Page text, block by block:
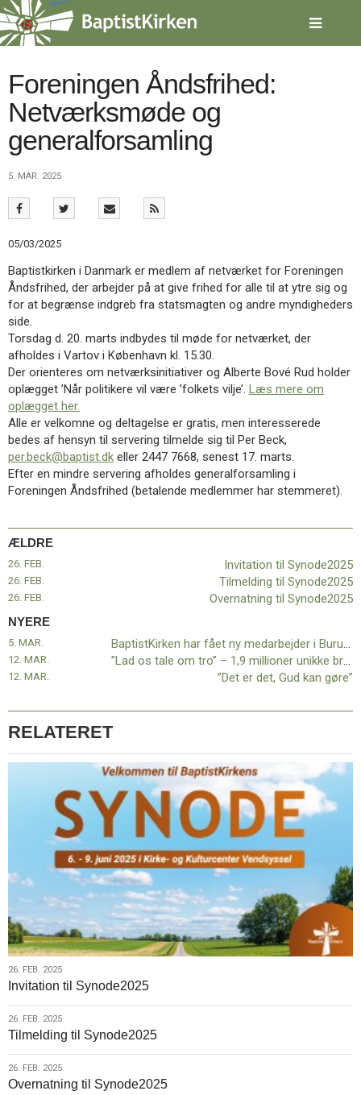
Spring
menu
over
gå
indholdVend
tilbage
forsiden
1.0:
Forside
Kalender
5.0:
Værktøjskassen
7.0:
Om
BaptistKirken
8.0:
Kontakt
9.0:
Forside
10.0:
Nyheder
11.0:
Kalender
12.0:
Inspiration
13.0:
Værktøjskassen
14.0:
Mission
15.0:
Om
BaptistKirken
16.0:
Kontakt
Næste
BaptistKirken
har
fået
ny
medarbejder
indlæg:
Invitation
Foreningen Åndsfrihed:
Netværksmøde og
generalforsamling
5. MAR. 2025
05/03/2025
Baptistkirken i Danmark er medlem af netværket for Foreningen
Åndsfrihed, der arbejder på at give frihed for alle til at ytre sig og
for at begrænse indgreb fra statsmagten og andre myndigheders
side.
Torsdag d. 20. marts indbydes til møde for netværket, der
afholdes i Vartov i København kl. 15.30.
Der orienteres om netværksinitiativer og Alberte Bové Rud holder
oplægget ’Når politikere vil være ’folkets vilje’. Læs mere om
oplægget her.
Alle er velkomne og deltagelse er gratis, men interesserede
bedes af hensyn til servering tilmelde sig til Per Beck,
per.beck@baptist.dk eller 2447 7668, senest 17. marts.
Efter en mindre servering afholdes generalforsamling i
Foreningen Åndsfrihed (betalende medlemmer har stemmeret).
ÆLDRE
26. FEB. Invitation til Synode2025
26. FEB. Tilmelding til Synode2025
26. FEB. Overnatning til Synode2025
NYERE
BaptistKirken har fået ny medarbejder i Burundi
5. MAR.
”Lad os tale om tro” – 1,9 millioner unikke brugere!
12. MAR.
”Det er det, Gud kan gøre”
12. MAR.
RELATERET
26.
feb.
2025
26. FEB. 2025
Invitation til Synode2025
26.
feb.
2025
26. FEB. 2025
Tilmelding til Synode2025
26.
feb.
26. FEB. 2025
Overnatning til Synode2025